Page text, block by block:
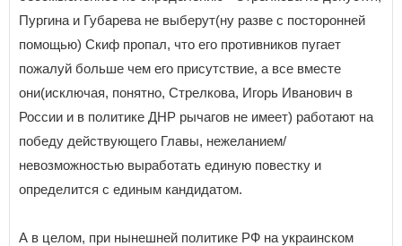
Пургина и Губарева не выберут(ну разве с посторонней
помощью) Скиф пропал, что его противников пугает
пожалуй больше чем его присутствие, а все вместе
они(исключая, понятно, Стрелкова, Игорь Иванович в
России и в политике ДНР рычагов не имеет) работают на
победу действующего Главы, нежеланием/
невозможностью выработать единую повестку и
определится с единым кандидатом.
А в целом, при нынешней политике РФ на украинском